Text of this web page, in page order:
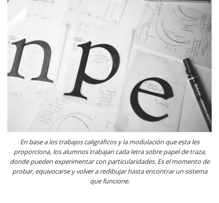
En base a los trabajos caligráficos y la modulación que esta les
proporciona, los alumnos trabajan cada letra sobre papel de traza,
donde pueden experimentar con particularidades. Es el momento de
probar, equivocarse y volver a redibujar hasta encontrar un sistema
que funcione.